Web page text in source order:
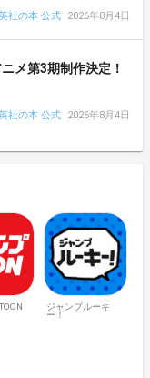
社の本 公式
2026年8月4日
メ第3期制作決定！
社の本 公式
2026年8月4日
ジャンプルーキ
ー！